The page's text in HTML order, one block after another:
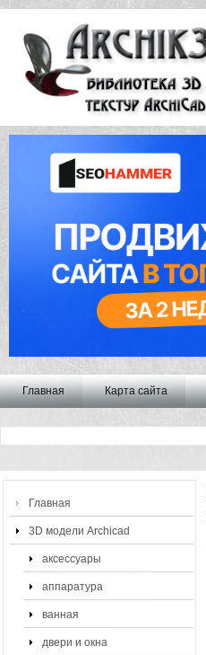
Главная Карта сайта
Главная
3D модели Archicad
аксессуары
аппаратура
ванная
двери и окна